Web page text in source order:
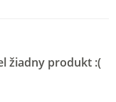
žiadny produkt :(